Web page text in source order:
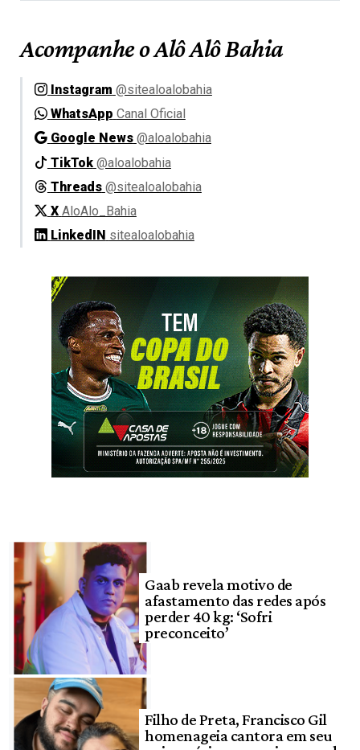
Acompanhe o Alô Alô Bahia
Instagram @sitealoalobahia
WhatsApp Canal Oficial
Google News @aloalobahia
TikTok @aloalobahia
Threads @sitealoalobahia
X AloAlo_Bahia
LinkedIN sitealoalobahia
Gaab revela motivo de
afastamento das redes após
perder 40 kg: ‘Sofri
preconceito’
Filho de Preta, Francisco Gil
homenageia cantora em seu